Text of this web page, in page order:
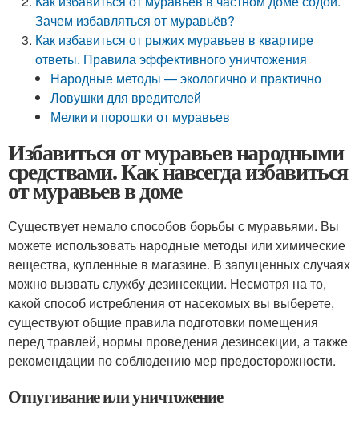
Зачем избавляться от муравьёв?
Как избавиться от рыжих муравьев в квартире
ответы. Правила эффективного уничтожения
Народные методы — экологично и практично
Ловушки для вредителей
Мелки и порошки от муравьев
Избавиться от муравьев народными
средствами. Как навсегда избавиться
от муравьев в доме
Существует немало способов борьбы с муравьями. Вы
можете использовать народные методы или химические
вещества, купленные в магазине. В запущенных случаях
можно вызвать службу дезинсекции. Несмотря на то,
какой способ истребления от насекомых вы выберете,
существуют общие правила подготовки помещения
перед травлей, нормы проведения дезинсекции, а также
рекомендации по соблюдению мер предосторожности.
Отпугивание или уничтожение